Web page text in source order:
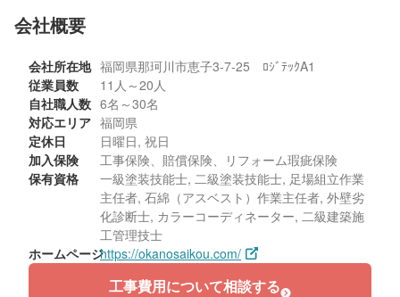
会社概要
会社所在地 福岡県那珂川市恵子3-7-25 ﾛｼﾞﾃｯｸA1
従業員数
11人～20人
自社職人数 6名～30名
対応エリア 福岡県
定休日
日曜日, 祝日
加入保険
工事保険、賠償保険、リフォーム瑕疵保険
保有資格
一級塗装技能士, 二級塗装技能士, 足場組立作業
主任者, 石綿（アスベスト）作業主任者, 外壁劣
化診断士, カラーコーディネーター, 二級建築施
工管理技士
ホームページhttps://okanosaikou.com/
工事費用について相談する